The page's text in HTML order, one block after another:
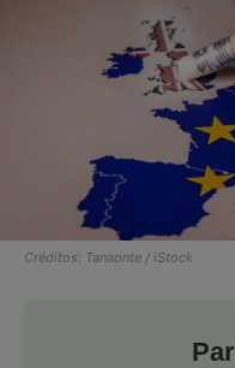
Créditos: Tanaonte / iStock